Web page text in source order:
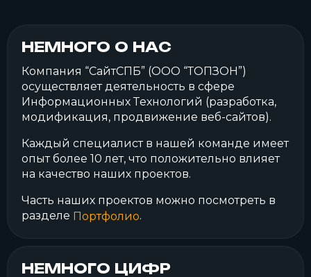
НЕМНОГО О НАС
Компания “СайтСПБ” (ООО “ТОПЗОН”)
осуществляет деятельность в сфере
Информационных Технологий (разработка,
модификация, продвижение веб-сайтов).
Каждый специалист в нашей команде имеет
опыт более 10 лет, что положительно влияет
на качество наших проектов.
Часть наших проектов можно посмотреть в
разделе Портфолио.
НЕМНОГО ЦИФР